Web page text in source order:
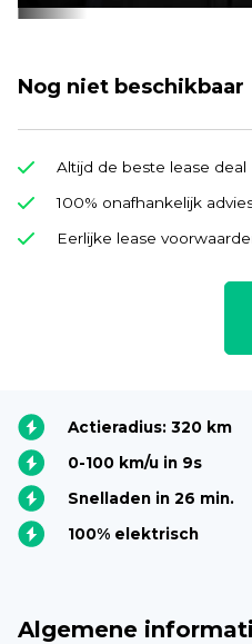
Nog niet beschikbaar
Altijd de beste lease deal
100% onafhankelijk
Eerlijke lease
Actieradius: 320 km
0-100 km/u in 9s
Snelladen in 26 min.
100% elektrisch
Algemene